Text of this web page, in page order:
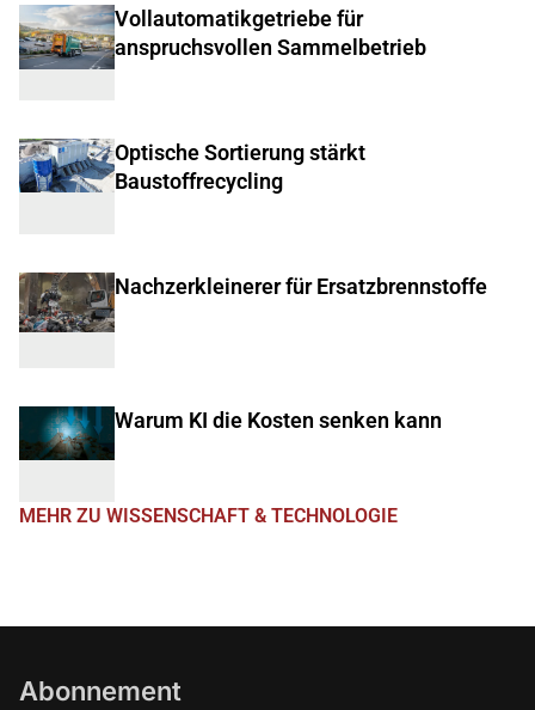
Vollautomatikgetriebe für
anspruchsvollen Sammelbetrieb
Optische Sortierung stärkt
Baustoffrecycling
Nachzerkleinerer für Ersatzbrennstoffe
Warum KI die Kosten senken kann
MEHR ZU WISSENSCHAFT & TECHNOLOGIE
Abonnement